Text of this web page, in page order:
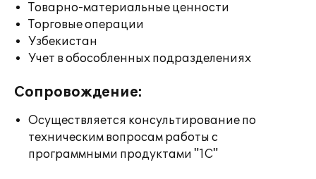
Товарно-материальные ценности
Торговые операции
Узбекистан
Учет в обособленных подразделениях
Сопровождение:
Осуществляется консультирование по
техническим вопросам работы с
программными продуктами "1С"